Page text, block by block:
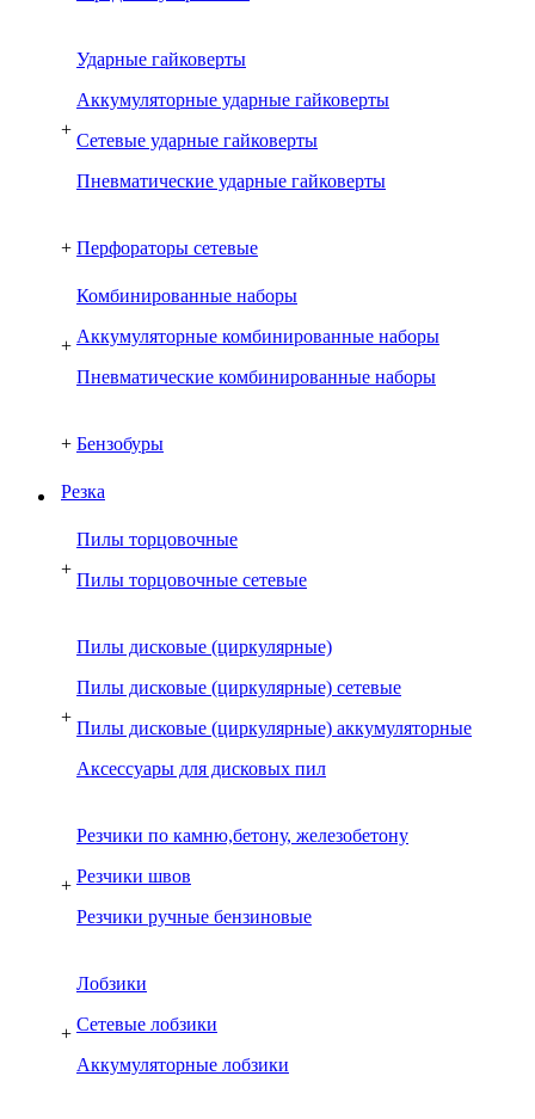
+
Ударные гайковерты
Аккумуляторные ударные гайковерты
Сетевые ударные гайковерты
Пневматические ударные гайковерты
+ Перфораторы сетевые
+
Комбинированные наборы
Аккумуляторные комбинированные наборы
Пневматические комбинированные наборы
+ Бензобуры
Резка
+
Пилы торцовочные
Пилы торцовочные сетевые
+
Пилы дисковые (циркулярные)
Пилы дисковые (циркулярные) сетевые
Пилы дисковые (циркулярные) аккумуляторные
Аксессуары для дисковых пил
+
Резчики по камню,бетону, железобетону
Резчики швов
Резчики ручные бензиновые
+
Лобзики
Сетевые лобзики
Аккумуляторные лобзики